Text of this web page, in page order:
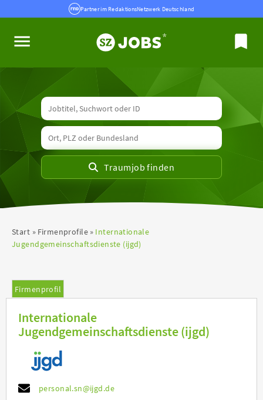
Partner im RedaktionsNetzwerk Deutschland
Start Firmenprofile
Internationale
Jugendgemeinschaftsdienste (ijgd)
Firmenprofil
Internationale
Jugendgemeinschaftsdienste (ijgd)
personal.sn@ijgd.de